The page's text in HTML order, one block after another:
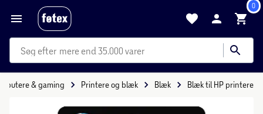
0
mere end 35.000 varer
& gaming Printere og blæk Blæk Blæk til HP printere